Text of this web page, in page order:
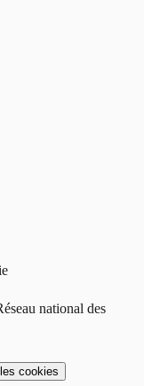
national des
cookies